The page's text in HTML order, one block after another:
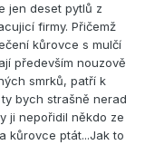
jen deset pytlů z
firmy. Přičemž
kůrovce s mulčí
především nouzově
smrků, patří k
bych strašně nerad
ji nepořidil někdo ze
kůrovce ptát...Jak to